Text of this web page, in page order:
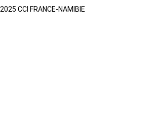
2025 CCI FRANCE-NAMIBIE